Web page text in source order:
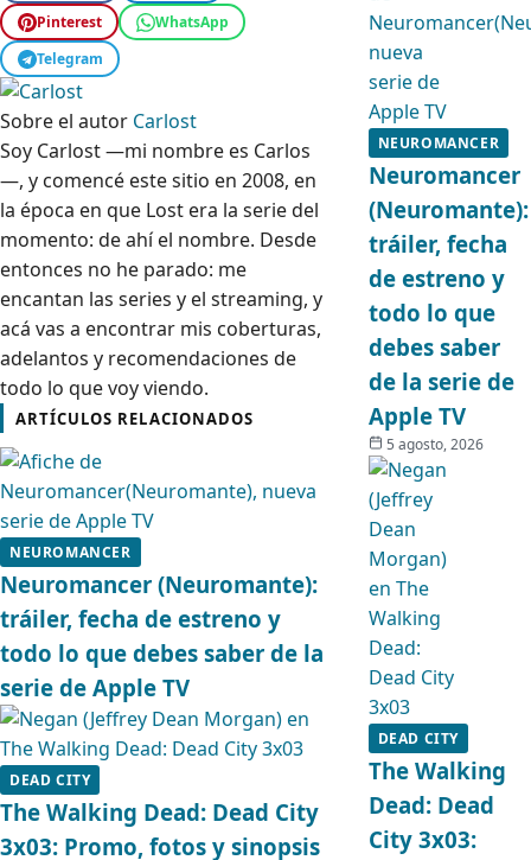
Pinterest
WhatsApp
Telegram
Sobre el autor Carlost
Soy Carlost —mi nombre es Carlos
—, y comencé este sitio en 2008, en
la época en que Lost era la serie del
momento: de ahí el nombre. Desde
entonces no he parado: me
encantan las series y el streaming, y
acá vas a encontrar mis coberturas,
adelantos y recomendaciones de
todo lo que voy viendo.
ARTÍCULOS RELACIONADOS
NEUROMANCER
Neuromancer (Neuromante):
tráiler, fecha de estreno y
todo lo que debes saber de la
serie de Apple TV
DEAD CITY
The Walking Dead: Dead City
3x03: Promo, fotos y sinopsis
NEUROMANCER
Neuromancer
(Neuromante):
tráiler, fecha
de estreno y
todo lo que
debes saber
de la serie de
Apple TV
5 agosto, 2026
DEAD CITY
The Walking
Dead: Dead
City 3x03: